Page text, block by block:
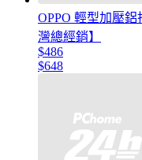
OPPO 輕型加壓
灣總經銷】
$486
$648